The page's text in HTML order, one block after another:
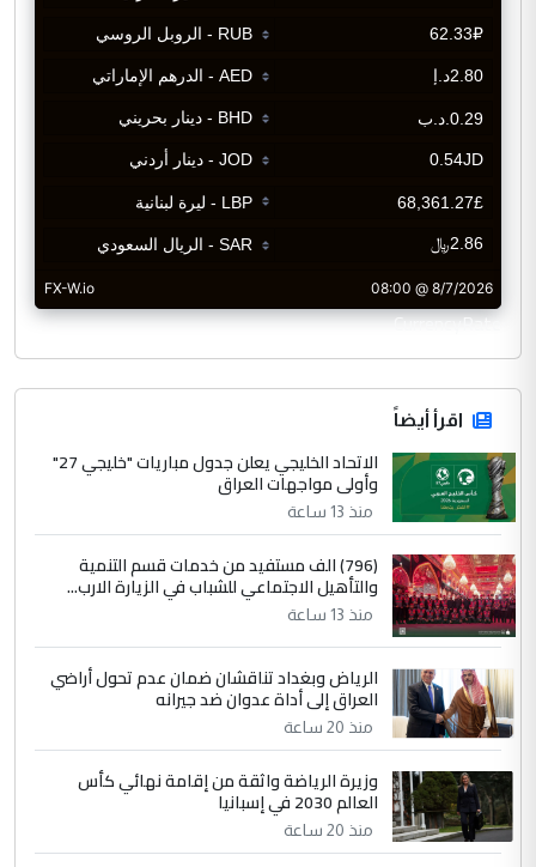
CurrencyRate
اقرأ أيضاً
الاتحاد الخليجي يعلن جدول مباريات "خليجي 27"
وأولى مواجهات العراق
منذ 13 ساعة
(796) الف مستفيد من خدمات قسم التنمية
والتأهيل الاجتماعي للشباب في الزيارة الارب...
منذ 13 ساعة
الرياض وبغداد تناقشان ضمان عدم تحول أراضي
العراق إلى أداة عدوان ضد جيرانه
منذ 20 ساعة
وزيرة الرياضة واثقة من إقامة نهائي كأس
العالم 2030 في إسبانيا
منذ 20 ساعة